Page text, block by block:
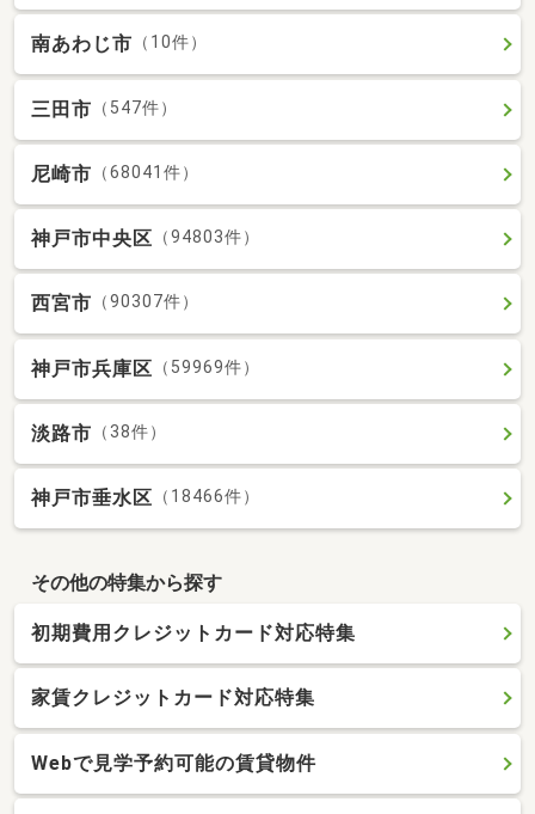
南あわじ市 （10件）
三田市 （547件）
尼崎市 （68041件）
神戸市中央区 （94803件）
西宮市 （90307件）
神戸市兵庫区 （59969件）
淡路市 （38件）
神戸市垂水区 （18466件）
その他の特集から探す
初期費用クレジットカード対応特集
家賃クレジットカード対応特集
Webで見学予約可能の賃貸物件